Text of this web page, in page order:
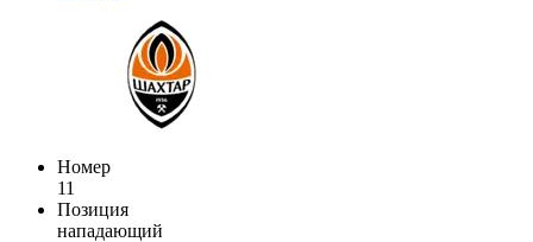
Номер
11
Позиция
нападающий